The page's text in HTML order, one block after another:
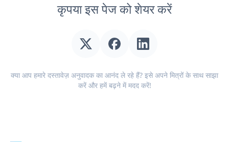
कृपया इस पेज को शेयर करें
क्या आप हमारे दस्तावेज़ अनुवादक का आनंद ले रहे हैं? इसे अपने मित्रों के साथ साझा
करें और हमें बढ़ने में मदद करें!